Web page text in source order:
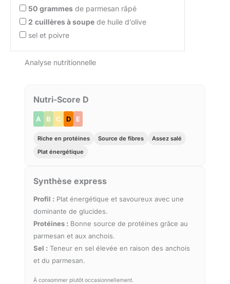
50 grammes de parmesan râpé
2 cuillères à soupe de huile d’olive
sel et poivre
Analyse nutritionnelle
Nutri-Score D
A B C D E
Riche en protéines Source de fibres
Assez salé
Plat énergétique
Synthèse express
Profil : Plat énergétique et savoureux avec une
dominante de glucides.
Protéines : Bonne source de protéines grâce au
parmesan et aux anchois.
Sel : Teneur en sel élevée en raison des anchois
et du parmesan.
À consommer plutôt occasionnellement.